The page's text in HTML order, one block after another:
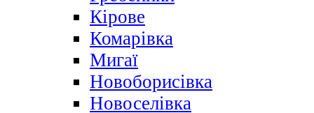
Кірове
Комарівка
Мигаї
Новоборисівка
Новоселівка